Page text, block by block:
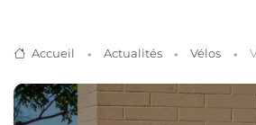
Accueil Actualités Vélos